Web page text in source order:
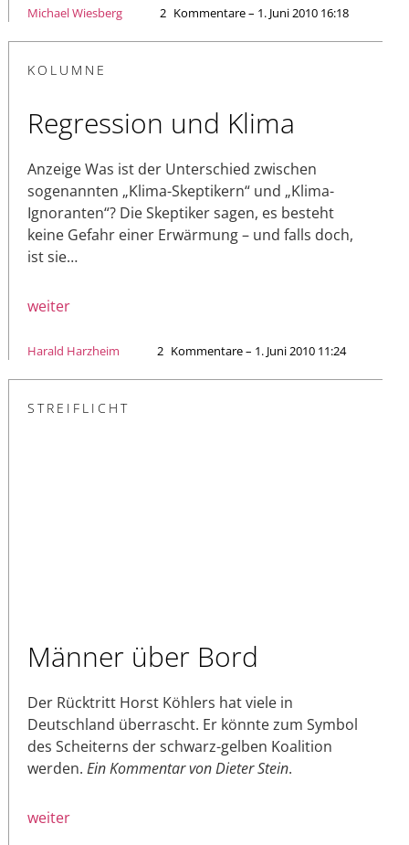
Michael Wiesberg 2 Kommentare – 1. Juni 2010 16:18
KOLUMNE
Regression und Klima
Anzeige Was ist der Unterschied zwischen
sogenannten „Klima-Skeptikern“ und „Klima-
Ignoranten“? Die Skeptiker sagen, es besteht
keine Gefahr einer Erwärmung – und falls doch,
ist sie…
weiter
Harald Harzheim 2 Kommentare – 1. Juni 2010 11:24
STREIFLICHT
Männer über Bord
Der Rücktritt Horst Köhlers hat viele in
Deutschland überrascht. Er könnte zum Symbol
des Scheiterns der schwarz-gelben Koalition
werden. Ein Kommentar von Dieter Stein.
weiter